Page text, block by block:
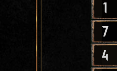
1
7
4